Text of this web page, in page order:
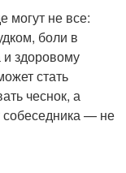
могут не все:
боли в
здоровому
стать
чеснок, а
собеседника — не